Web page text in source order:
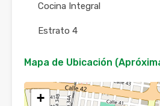
Cocina Integral
Estrato 4
Mapa de Ubicación
+